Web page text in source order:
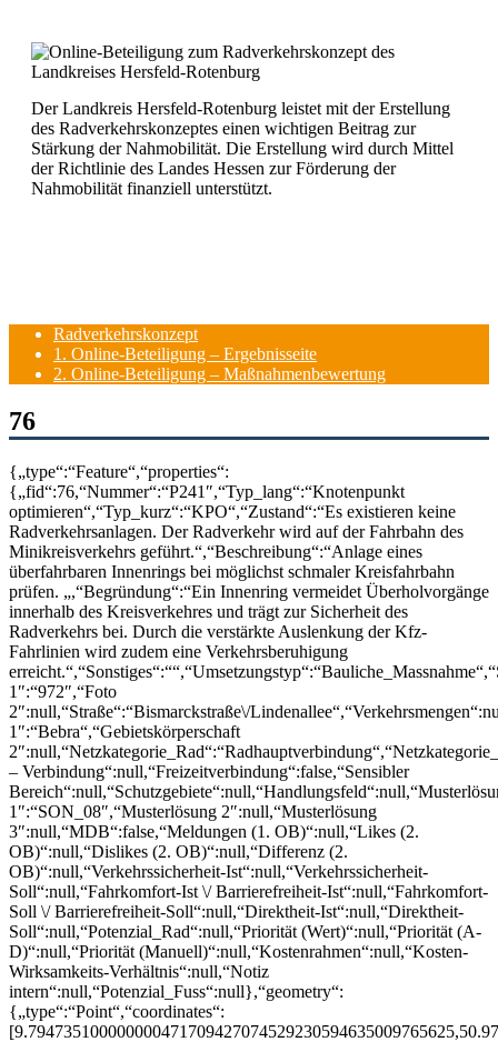
Der Landkreis Hersfeld-Rotenburg leistet mit der Erstellung
des Radverkehrskonzeptes einen wichtigen Beitrag zur
Stärkung der Nahmobilität. Die Erstellung wird durch Mittel
der Richtlinie des Landes Hessen zur Förderung der
Nahmobilität finanziell unterstützt.
Radverkehrskonzept
1. Online-Beteiligung – Ergebnisseite
2. Online-Beteiligung – Maßnahmenbewertung
76
{„type“:“Feature“,“properties“:
{„fid“:76,“Nummer“:“P241″,“Typ_lang“:“Knotenpunkt
optimieren“,“Typ_kurz“:“KPO“,“Zustand“:“Es existieren keine
Radverkehrsanlagen. Der Radverkehr wird auf der Fahrbahn des
Minikreisverkehrs geführt.“,“Beschreibung“:“Anlage eines
überfahrbaren Innenrings bei möglichst schmaler Kreisfahrbahn
prüfen. „,“Begründung“:“Ein Innenring vermeidet Überholvorgänge
innerhalb des Kreisverkehres und trägt zur Sicherheit des
Radverkehrs bei. Durch die verstärkte Auslenkung der Kfz-
Fahrlinien wird zudem eine Verkehrsberuhigung
1″:“972″,“Foto
2″:null,“Straße“:“Bismarckstraße\/
1″:“Bebra“,“Gebietskörperschaft
– Verbindung“:null,“Freizeitverbindung“:false,“Sensibler
1″:“SON_08″,“Musterlösung 2″:null,“Musterlösung
3″:null,“MDB“:false,“Meldungen (1. OB)“:null,“Likes (2.
OB)“:null,“Dislikes (2. OB)“:null,“Differenz (2.
OB)“:null,“Verkehrssicherheit-Ist“:null,“Verkehrssicherheit-
Soll“:null,“Fahrkomfort-Ist \/ Barrierefreiheit-Ist“:null,“Fahrkomfort-
Soll \/ Barrierefreiheit-Soll“:null,“Direktheit-Ist“:null,“Direktheit-
Soll“:null,“Potenzial_Rad“:null,“Priorität (Wert)“:null,“Priorität (A-
D)“:null,“Priorität (Manuell)“:null,“Kostenrahmen“:null,“Kosten-
Wirksamkeits-Verhältnis“:null,“Notiz
intern“:null,“Potenzial_Fuss“:null},“geometry“:
{„type“:“Point“,“coordinates“: